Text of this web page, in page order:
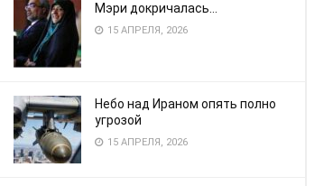
Мэри докричалась…
15 АПРЕЛЯ, 2026
Небо над Ираном опять полно
угрозой
15 АПРЕЛЯ, 2026